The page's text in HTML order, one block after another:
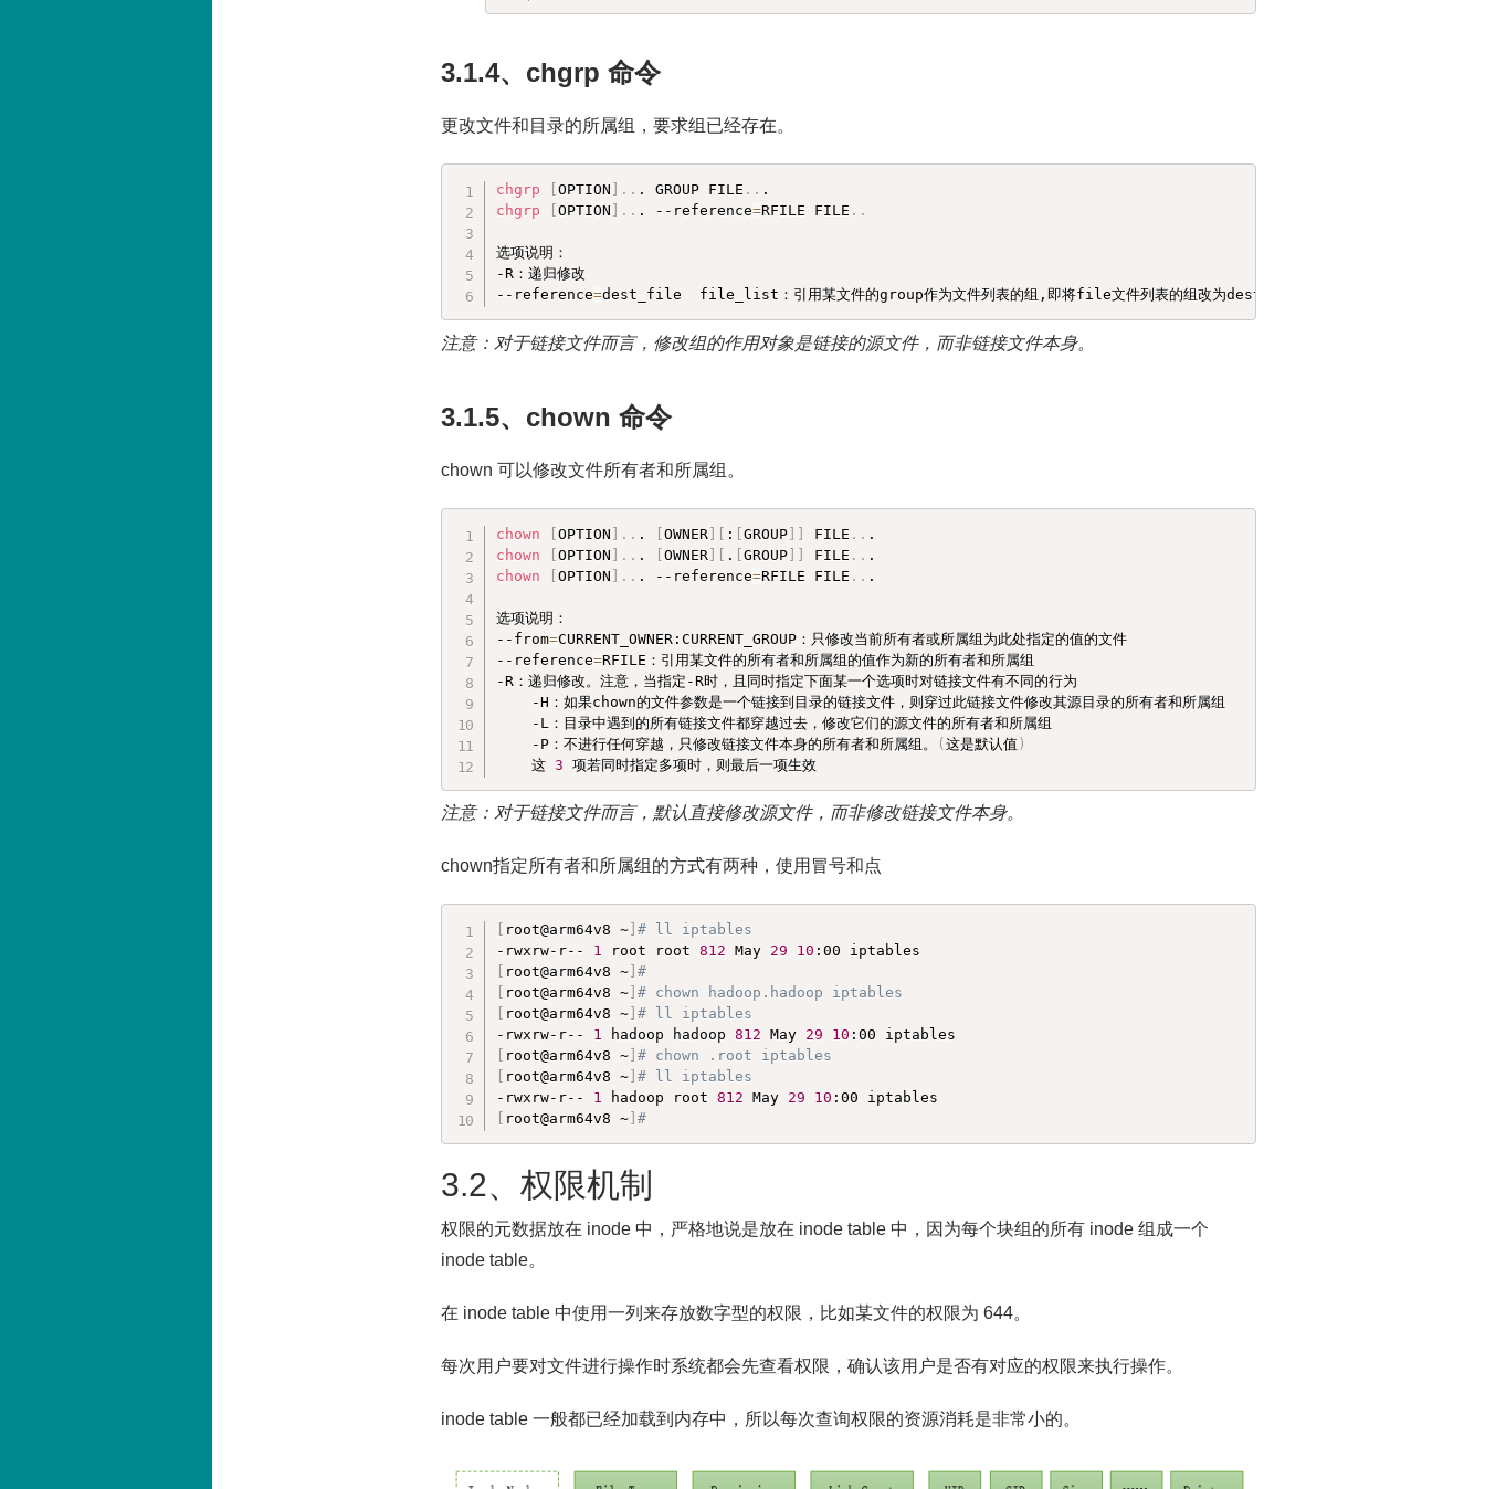
3.1.4、chgrp 命令
更改文件和目录的所属组，要求组已经存在。
chgrp [OPTION .. . GROUP FILE ..
chgrp
[OPTION .. . --reference=RFILE FILE ..
选项说明：
-R：递归修改
--reference=dest_file  file_list：引用某文件的group作为文件列表的组,即将file文件列表的组改为dest_file的组
注意：对于链接文件而言，修改组的作用对象是链接的源文件，而非链接文件本身。
3.1.5、chown 命令
chown 可以修改文件所有者和所属组。
chown [OPTION ] .. . [OWNER] [ : [GROUP] ] FILE ..
chown
[OPTION ] .. . [OWNER] [ . [GROUP] ] FILE ..
chown
[OPTION ] .. . --reference=RFILE FILE .. .
选项说明：
--from=CURRENT_OWNER:CURRENT_GROUP：只修改当前所有者或所属组为此处指定的值的文件
--reference=RFILE：引用某文件的所有者和所属组的值作为新的所有者和所属组
-R：递归修改。注意，当指定-R时，且同时指定下面某一个选项时对链接文件有不同的行为
    -H：如果chown的文件参数是一个链接到目录的链接文件，则穿过此链接文件修改其源目录的所有者和所属组
    -L：目录中遇到的所有链接文件都穿越过去，修改它们的源文件的所有者和所属组
    -P：不进行任何穿越，只修改链接文件本身的所有者和所属组。
(这是默认值 )
    这
3 项若同时指定多项时，则最后一项生效
注意：对于链接文件而言，默认直接修改源文件，而非修改链接文件本身。
chown指定所有者和所属组的方式有两种，使用冒号和点
root@arm64v8 ~ ]# ll iptables
-rwxrw-r-- 1 root root 812 May 29 10
root@arm64v8 ~ ]#
root@arm64v8 ~ ]# chown hadoop.hadoop iptables
root@arm64v8 ~ ]# ll iptables
-rwxrw-r-- 1 hadoop hadoop 812 May 29 10
root@arm64v8 ~ ]# chown .root iptables
root@arm64v8 ~ ]# ll iptables
-rwxrw-r-- 1 hadoop root 812 May 29 10
root@arm64v8 ~ ]#
3.2、权限机制
权限的元数据放在 inode 中，严格地说是放在 inode table 中，因为每个块组的所有 inode 组成一个
inode table。
在 inode table 中使用一列来存放数字型的权限，比如某文件的权限为 644。
每次用户要对文件进行操作时系统都会先查看权限，确认该用户是否有对应的权限来执行操作。
inode table 一般都已经加载到内存中，所以每次查询权限的资源消耗是非常小的。